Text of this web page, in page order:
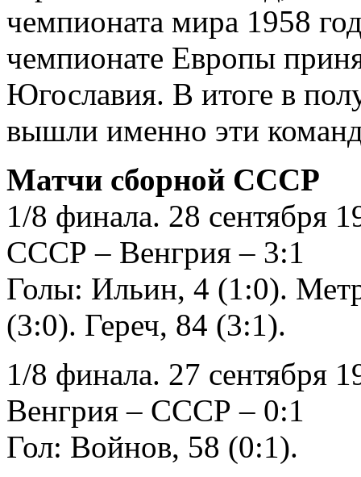
чемпионата мира 1958
чемпионате Европы
Югославия. В итоге в
вышли именно эти
Матчи сборной СССР
1/8 финала. 28 сентября
СССР – Венгрия – 3:1
Голы: Ильин, 4 (1:0).
(3:0). Гереч, 84 (3:1).
1/8 финала. 27 сентября
Венгрия – СССР – 0:1
Гол: Войнов, 58 (0:1).